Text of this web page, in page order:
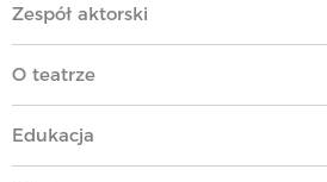
Zespół aktorski
O teatrze
Edukacja